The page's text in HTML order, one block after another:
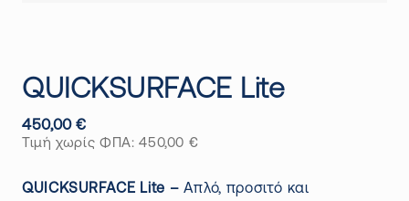
QUICKSURFACE Lite
450,00€
Τιμή χωρίς ΦΠΑ:450,00 €
QUICKSURFACE Lite – Απλό, προσιτό και